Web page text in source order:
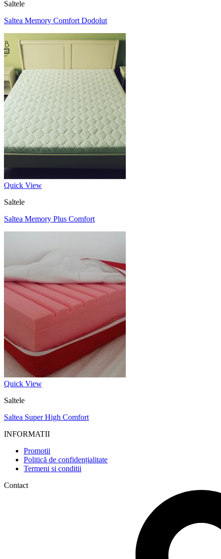
Saltele
Saltea Memory Comfort Dodolut
Quick View
Saltele
Saltea Memory Plus Comfort
Quick View
Saltele
Saltea Super High Comfort
INFORMATII
Promotii
Politică de confidențialitate
Termeni si conditii
Contact